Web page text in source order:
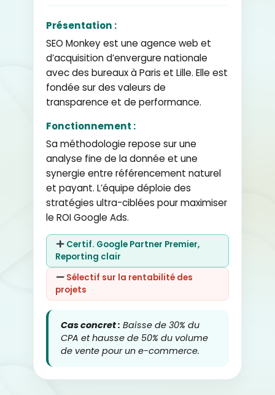
Présentation :
SEO Monkey est une agence web et
d’acquisition d’envergure nationale
avec des bureaux à Paris et Lille. Elle est
fondée sur des valeurs de
transparence et de performance.
Fonctionnement :
Sa méthodologie repose sur une
analyse fine de la donnée et une
synergie entre référencement naturel
et payant. L’équipe déploie des
stratégies ultra-ciblées pour maximiser
le ROI Google Ads.
Certif. Google Partner Premier,
Reporting clair
Sélectif sur la rentabilité des
projets
Cas concret : Baisse de 30% du
CPA et hausse de 50% du volume
de vente pour un e-commerce.